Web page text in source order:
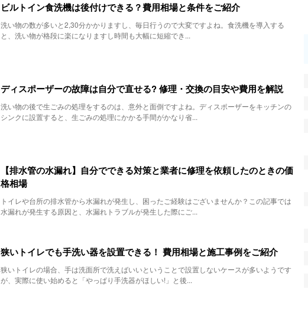
ビルトイン食洗機は後付けできる？費用相場と条件をご紹介
洗い物の数が多いと2,30分かかりますし、毎日行うので大変ですよね。食洗機を導入する
と、洗い物が格段に楽になりますし時間も大幅に短縮でき...
ディスポーザーの故障は自分で直せる? 修理・交換の目安や費用を解説
洗い物の後で生ごみの処理をするのは、意外と面倒ですよね。ディスポーザーをキッチンの
シンクに設置すると、生ごみの処理にかかる手間がかなり省...
【排水管の水漏れ】自分でできる対策と業者に修理を依頼したのときの価
格相場
トイレや台所の排水管から水漏れが発生し、困ったご経験はございませんか？この記事では
水漏れが発生する原因と、水漏れトラブルが発生した際にご...
狭いトイレでも手洗い器を設置できる！ 費用相場と施工事例をご紹介
狭いトイレの場合、手は洗面所で洗えばいいということで設置しないケースが多いようです
が、実際に使い始めると「やっぱり手洗器がほしい!」と後...